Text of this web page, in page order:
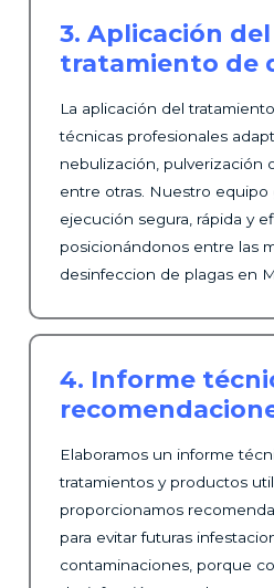
3. Aplicación del
tratamiento de
La aplicación del
técnicas profesionales
nebulización, pulverización
entre otras. Nuestro equipo
ejecución segura, rápida y
posicionándonos entre las
desinfeccion de plagas en
4. Informe
Elaboramos un informe
tratamientos y productos
proporcionamos
para evitar futuras
contaminaciones, porque